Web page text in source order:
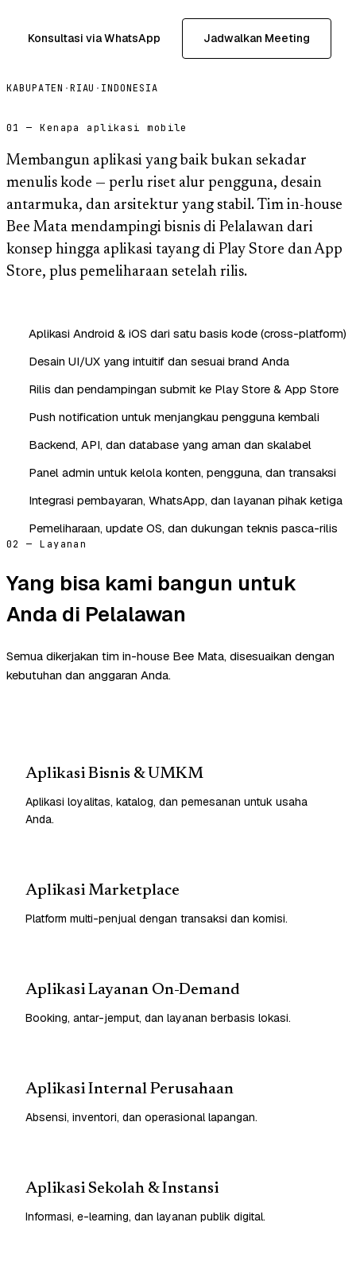
Konsultasi via WhatsApp Jadwalkan Meeting
KABUPATEN ·RIAU · INDONESIA
01 — Kenapa aplikasi mobile
Membangun aplikasi yang baik bukan sekadar
menulis kode — perlu riset alur pengguna, desain
antarmuka, dan arsitektur yang stabil. Tim in-house
Bee Mata mendampingi bisnis di Pelalawan dari
konsep hingga aplikasi tayang di Play Store dan App
Store, plus pemeliharaan setelah rilis.
Aplikasi Android & iOS dari satu basis kode (cross-platform)
Desain UI/UX yang intuitif dan sesuai brand Anda
Rilis dan pendampingan submit ke Play Store & App Store
Push notification untuk menjangkau pengguna kembali
Backend, API, dan database yang aman dan skalabel
Panel admin untuk kelola konten, pengguna, dan transaksi
Integrasi pembayaran, WhatsApp, dan layanan pihak ketiga
Pemeliharaan, update OS, dan dukungan teknis pasca-rilis
02 — Layanan
Yang bisa kami bangun untuk
Anda di Pelalawan
Semua dikerjakan tim in-house Bee Mata, disesuaikan dengan
kebutuhan dan anggaran Anda.
Aplikasi Bisnis & UMKM
Aplikasi loyalitas, katalog, dan pemesanan untuk usaha
Anda.
Aplikasi Marketplace
Platform multi-penjual dengan transaksi dan komisi.
Aplikasi Layanan On-Demand
Booking, antar-jemput, dan layanan berbasis lokasi.
Aplikasi Internal Perusahaan
Absensi, inventori, dan operasional lapangan.
Aplikasi Sekolah & Instansi
Informasi, e-learning, dan layanan publik digital.